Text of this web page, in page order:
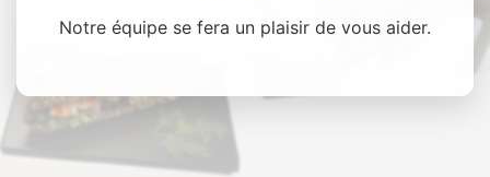
Notre équipe se fera un plaisir de vous aider.